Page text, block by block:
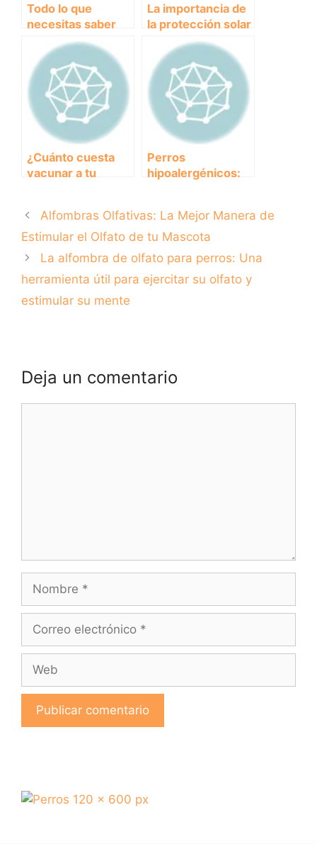
Todo lo que
necesitas saber
sobre los perros
de pelo largo:
cuidados y
recomendaciones
La importancia de
la protección solar
en perros:
consejos y
recomendaciones.
¿Cuánto cuesta
vacunar a tu
vacunas para
caninos
Perros
hipoalergénicos:
Alfombras Olfativas: La Mejor Manera de
Estimular el Olfato de tu Mascota
La alfombra de olfato para perros: Una
herramienta útil para ejercitar su olfato y
estimular su mente
Deja un comentario